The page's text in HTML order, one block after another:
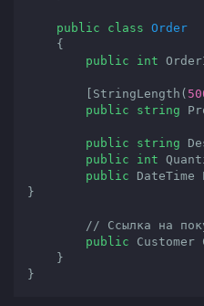
public class Order
public
int
        [StringLength(
public
string
public string
public
int
public DateTime
}
// Ссылка на
public Customer
}